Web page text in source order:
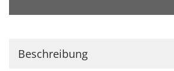
Beschreibung